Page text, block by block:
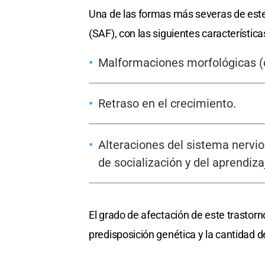
Una de las formas más severas de
(SAF), con las siguientes
Malformaciones morfológicas
Retraso en el crecimiento.
Alteraciones del sistema
de socialización y del
El grado de afectación de este
predisposición genética y la cantidad